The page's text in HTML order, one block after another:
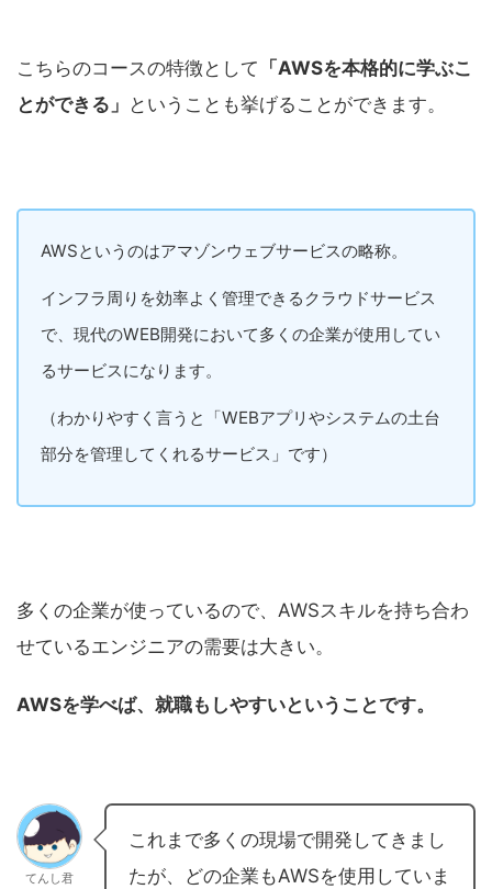
こちらのコースの特徴として 「AWSを本格的に学ぶこ
とができる」 ということも挙げることができます。
AWSというのはアマゾンウェブサービスの略称。
インフラ周りを効率よく管理できるクラウドサービス
で、現代のWEB開発において多くの企業が使用してい
るサービスになります。
（わかりやすく言うと「WEBアプリやシステムの土台
部分を管理してくれるサービス」です）
多くの企業が使っているので、AWSスキルを持ち合わ
せているエンジニアの需要は大きい。
AWSを学べば、就職もしやすいということです。
てんし君
これまで多くの現場で開発してきまし
たが、どの企業もAWSを使用していま